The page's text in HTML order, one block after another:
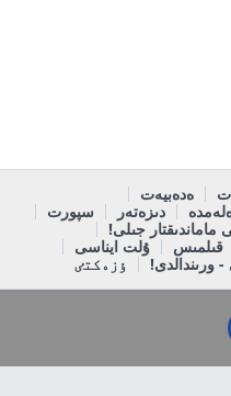
ەدەبيەت
دىزەتەر
سپورت
جىلى!
قىلمىس
ۇلت ايناسى
- ورىندالدى! ٶزەكتٸ